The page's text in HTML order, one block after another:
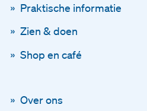
Praktische informatie
Zien & doen
Shop en café
Over ons